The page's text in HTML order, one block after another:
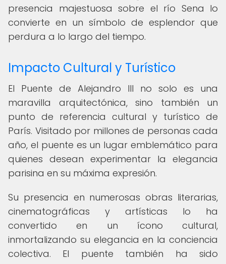
presencia majestuosa sobre el río Sena lo
convierte en un símbolo de esplendor que
perdura a lo largo del tiempo.
Impacto Cultural y Turístico
El Puente de Alejandro III no solo es una
maravilla arquitectónica, sino también un
punto de referencia cultural y turístico de
París. Visitado por millones de personas cada
año, el puente es un lugar emblemático para
quienes desean experimentar la elegancia
parisina en su máxima expresión.
Su presencia en numerosas obras literarias,
cinematográficas y artísticas lo ha
convertido en un ícono cultural,
inmortalizando su elegancia en la conciencia
colectiva. El puente también ha sido